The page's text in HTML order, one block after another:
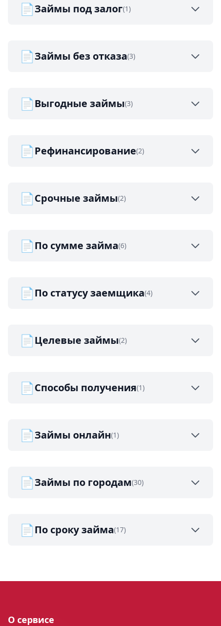
📄Займы под залог(1)
📄Займы без отказа(3)
📄Выгодные займы(3)
📄Рефинансирование(2)
📄Срочные займы(2)
📄По сумме займа(6)
📄По статусу заемщика(4)
📄Целевые займы(2)
📄Способы получения(1)
📄Займы онлайн(1)
📄Займы по городам(30)
📄По сроку займа(17)
О сервисе